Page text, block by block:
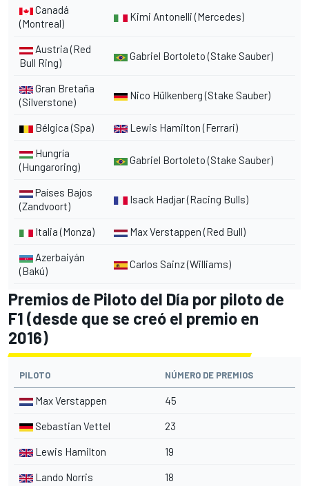
Canadá
(Montreal)
Kimi Antonelli (Mercedes)
Austria (Red
Bull Ring)
Gabriel Bortoleto(Stake Sauber)
Gran Bretaña
(Silverstone)
Nico Hülkenberg(Stake Sauber)
Bélgica (Spa) Lewis Hamilton(Ferrari)
Hungría
(Hungaroring)
Gabriel Bortoleto (Stake Sauber)
Países Bajos
(Zandvoort)
Isack Hadjar(Racing Bulls)
Italia (Monza) Max Verstappen (Red Bull)
Azerbaiyán
(Bakú)
Carlos Sainz (Williams)
Premios de Piloto del Día por piloto de
F1 (desde que se creó el premio en
2016)
PILOTO NÚMERO DE PREMIOS
Max Verstappen 45
Sebastian Vettel 23
Lewis Hamilton 19
Lando Norris 18